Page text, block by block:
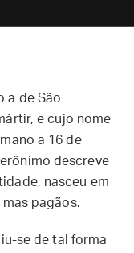
a de São
e cujo nome
a 16 de
descreve
nasceu em
pagãos.
se de tal forma